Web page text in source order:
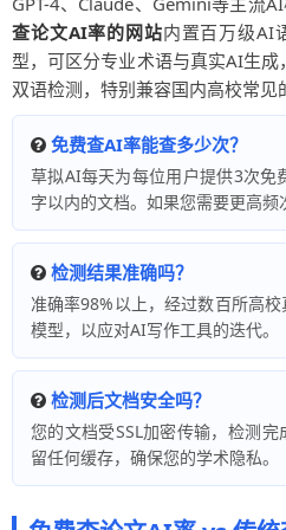
查论文AI率的网站内置百万级AI
型，可区分专业术语与真实AI生
双语检测，特别兼容国内高校常见
免费查AI率能查多少次？
草拟AI每天为每位用户提供3次免
字以内的文档。如果您需要更高频
检测结果准确吗？
准确率98%以上，经过数百所高
模型，以应对AI写作工具的迭代。
检测后文档安全吗？
您的文档受SSL加密传输，检测
留任何缓存，确保您的学术隐私。